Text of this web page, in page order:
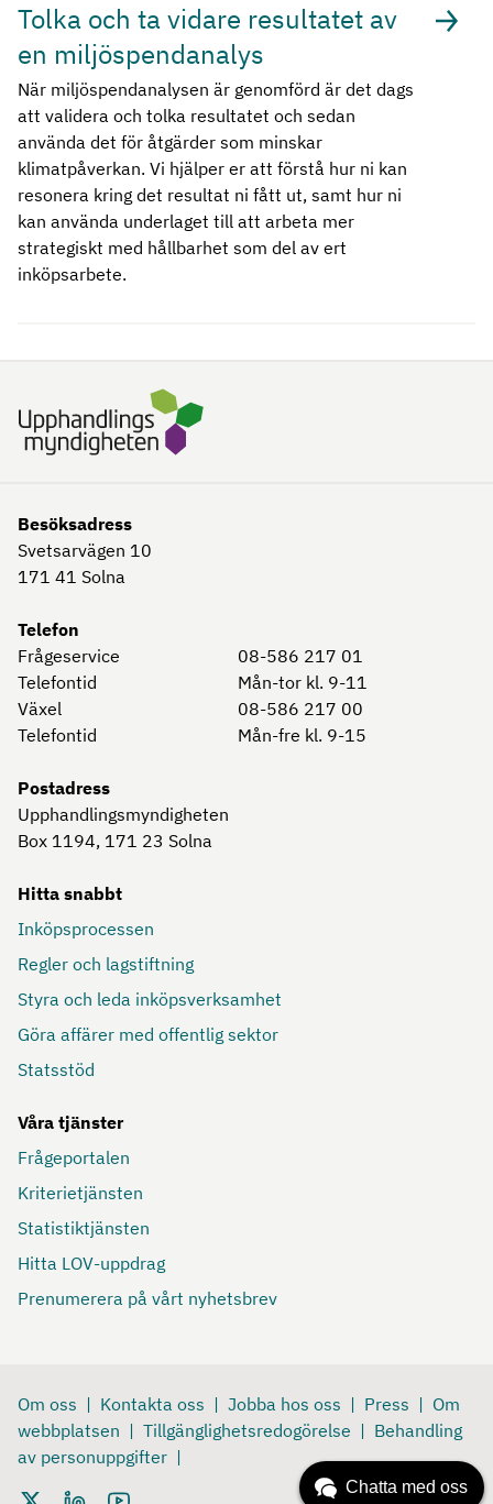
Tolka och ta vidare resultatet av
en miljöspendanalys
När miljöspendanalysen är genomförd är det dags
att validera och tolka resultatet och sedan
använda det för åtgärder som minskar
klimatpåverkan. Vi hjälper er att förstå hur ni kan
resonera kring det resultat ni fått ut, samt hur ni
kan använda underlaget till att arbeta mer
strategiskt med hållbarhet som del av ert
inköpsarbete.
Besöksadress
Svetsarvägen 10
171 41 Solna
Telefon
Frågeservice
08-586 217 01
Telefontid
Mån-tor kl. 9-11
Växel
08-586 217 00
Telefontid
Mån-fre kl. 9-15
Postadress
Upphandlingsmyndigheten
Box 1194, 171 23 Solna
Hitta snabbt
Inköpsprocessen
Regler och lagstiftning
Styra och leda inköpsverksamhet
Göra affärer med offentlig sektor
Statsstöd
Våra tjänster
Frågeportalen
Kriterietjänsten
Statistiktjänsten
Hitta LOV-uppdrag
Prenumerera på vårt nyhetsbrev
Om oss Kontakta oss Jobba hos oss Press
Om
webbplatsen
Tillgänglighetsredogörelse
Behandling
av personuppgifter